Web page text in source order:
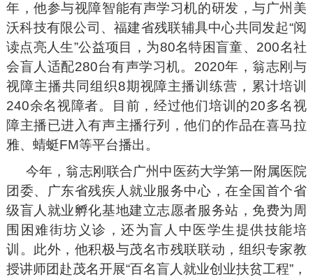
年，他参与视障智能有声学习机的研发，与广州美
沃科技有限公司、福建省残联辅具中心共同发起“阅
读点亮人生”公益项目，为80名特困盲童、200名社
会盲人适配280台有声学习机。2020年，翁志刚与
视障主播共同组织8期视障主播训练营，累计培训
240余名视障者。目前，经过他们培训的20多名视
障主播已进入有声主播行列，他们的作品在喜马拉
雅、蜻蜓FM等平台播出。
今年，翁志刚联合广州中医药大学第一附属医院
团委、广东省残疾人就业服务中心，在全国首个省
级盲人就业孵化基地建立志愿者服务站，免费为周
围困难街坊义诊，还为盲人中医学生提供技能培
训。此外，他积极与茂名市残联联动，组织专家教
授讲师团赴茂名开展“百名盲人就业创业扶贫工程”，